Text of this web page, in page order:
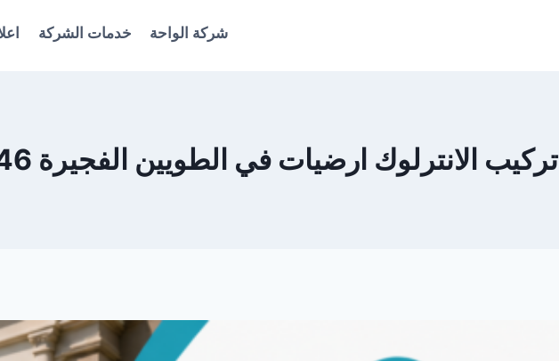
شركة الواحة خدمات الشركة
تركيب الانترلوك ارضيات في الطويين الفجيرة 0561986146